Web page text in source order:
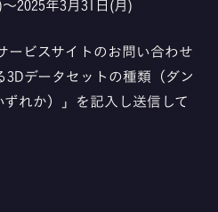
2025年3月31日(月)
ービスサイトのお問い合わせ
データセットの種類（ダン
れか）」を記入し送信して